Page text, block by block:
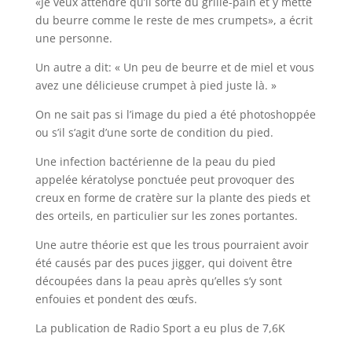
du beurre comme le reste de mes crumpets», a écrit
une personne.
Un autre a dit: « Un peu de beurre et de miel et vous
avez une délicieuse crumpet à pied juste là. »
On ne sait pas si l’image du pied a été photoshoppée
ou s’il s’agit d’une sorte de condition du pied.
Une infection bactérienne de la peau du pied
appelée kératolyse ponctuée peut provoquer des
creux en forme de cratère sur la plante des pieds et
des orteils, en particulier sur les zones portantes.
Une autre théorie est que les trous pourraient avoir
été causés par des puces jigger, qui doivent être
découpées dans la peau après qu’elles s’y sont
enfouies et pondent des œufs.
La publication de Radio Sport a eu plus de 7,6K